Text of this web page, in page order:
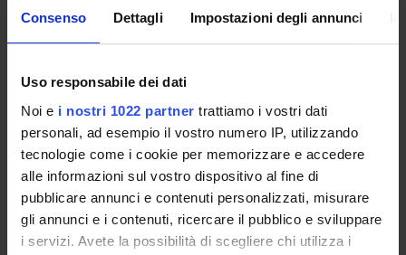
Consenso Dettagli Impostazioni degli annunci
Uso responsabile dei dati
Noi e i nostri 1022 partner trattiamo i vostri dati
personali, ad esempio il vostro numero IP, utilizzando
tecnologie come i cookie per memorizzare e accedere
alle informazioni sul vostro dispositivo al fine di
pubblicare annunci e contenuti personalizzati, misurare
gli annunci e i contenuti, ricercare il pubblico e sviluppare
i servizi. Avete la possibilità di scegliere chi utilizza i
Prerequisiti e nozioni di base
Programma
Il Don Chisciotte di Cervantes. Il corso affronta il capolavoro di
Cervantes con l'obiettivo di fornire le conoscenze e
competenze necessarie alla piena comprensione del testo e
del contesto di pubblicazione e ricezione dell'opera. Oltre alle
indicazioni bibliografiche presenti in Leganto, i materiali
obbligatori e facoltativi saranno forniti nello spazio Moodle